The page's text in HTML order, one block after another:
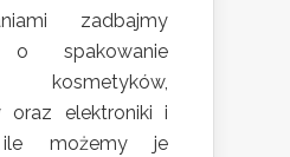
zadbajmy
o spakowanie
kosmetyków,
oraz elektroniki i
możemy je